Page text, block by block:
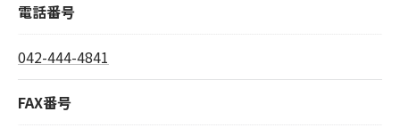
電話番号
042-444-4841
FAX番号